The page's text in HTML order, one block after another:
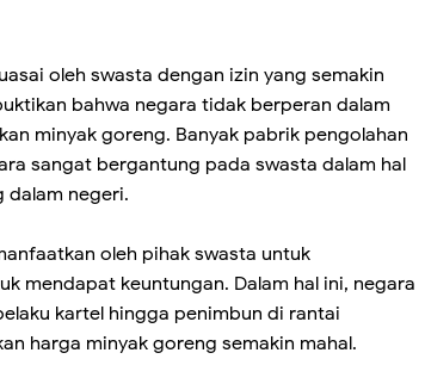
oleh swasta dengan izin yang semakin
bahwa negara tidak berperan dalam
minyak goreng. Banyak pabrik pengolahan
sangat bergantung pada swasta dalam hal
dalam negeri.
oleh pihak swasta untuk
mendapat keuntungan. Dalam hal ini, negara
kartel hingga penimbun di rantai
harga minyak goreng semakin mahal.